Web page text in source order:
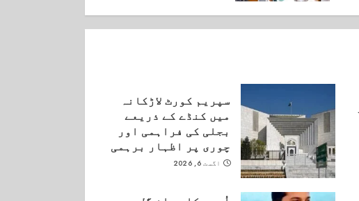
سپریم کورٹ لاڑکانہ
میں کنڈے کے ذریعے
بجلی کی فراہمی اور
چوری پر اظہار برہمی
اگست 6, 2026